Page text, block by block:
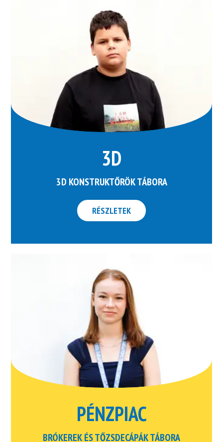
3D
3D KONSTRUKTŐRÖK TÁBORA
RÉSZLETEK
PÉNZPIAC
BRÓKEREK ÉS TŐZSDECÁPÁK TÁBORA